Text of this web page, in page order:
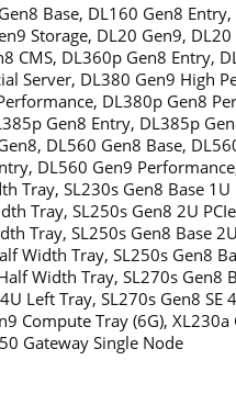
Base, DL160 Gen8
Storage, DL20 Gen9,
CMS, DL360p Gen8 Entry,
Server, DL380 Gen9 High
DL380p Gen8
Gen8 Entry, DL385p
DL560 Gen8 Base,
DL560 Gen9
Tray, SL230s Gen8 Base
Tray, SL250s Gen8 2U
Tray, SL250s Gen8 Base
Width Tray, SL250s Gen8
Width Tray, SL270s Gen8
Left Tray, SL270s Gen8 SE
Compute Tray (6G),
Gateway Single Node